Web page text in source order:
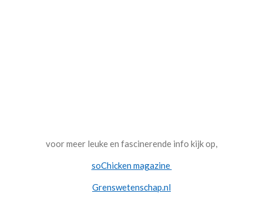
voor meer leuke en fascinerende info kijk op,
soChicken magazine
Grenswetenschap.nl